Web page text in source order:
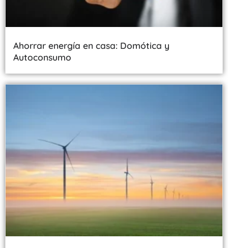
Ahorrar energía en casa: Domótica y
Autoconsumo